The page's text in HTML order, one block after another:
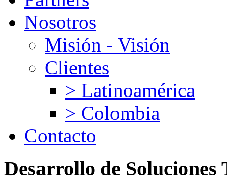
Nosotros
Misión - Visión
Clientes
> Latinoamérica
> Colombia
Contacto
Desarrollo de Soluciones